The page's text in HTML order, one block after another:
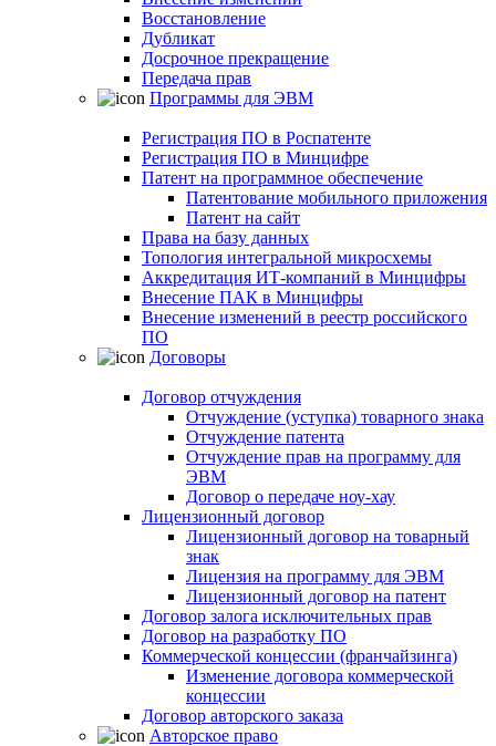
Восстановление
Дубликат
Досрочное прекращение
Передача прав
Программы для ЭВМ
Регистрация ПО в Роспатенте
Регистрация ПО в Минцифре
Патент на программное обеспечение
Патентование мобильного приложения
Патент на сайт
Права на базу данных
Топология интегральной микросхемы
Аккредитация ИТ-компаний в Минцифры
Внесение ПАК в Минцифры
Внесение изменений в реестр российского
ПО
Договоры
Договор отчуждения
Отчуждение (уступка) товарного знака
Отчуждение патента
Отчуждение прав на программу для
ЭВМ
Договор о передаче ноу-хау
Лицензионный договор
Лицензионный договор на товарный
знак
Лицензия на программу для ЭВМ
Лицензионный договор на патент
Договор залога исключительных прав
Договор на разработку ПО
Коммерческой концессии (франчайзинга)
Изменение договора коммерческой
концессии
Договор авторского заказа
Авторское право